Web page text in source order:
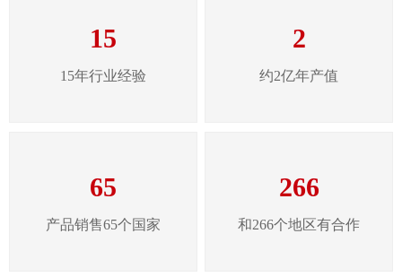
15
15年行业经验
2
约2亿年产值
65
产品销售65个国家
266
和266个地区有合作